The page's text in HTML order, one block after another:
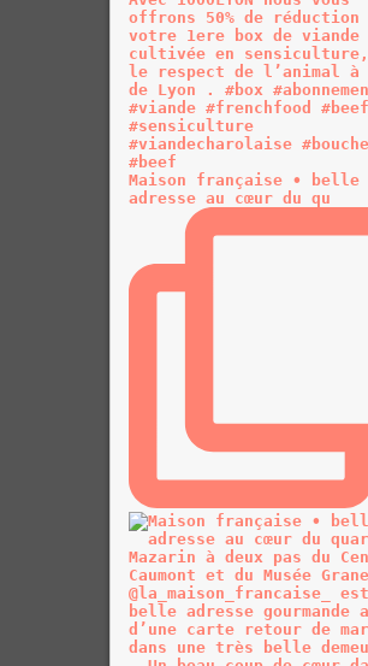
Maison française • belle
adresse au cœur du qu